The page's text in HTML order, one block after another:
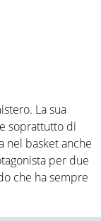
La sua
soprattutto di
nel basket anche
per due
che ha sempre